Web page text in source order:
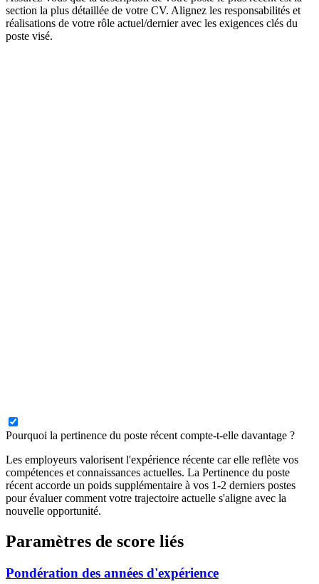
section la plus détaillée de votre CV. Alignez les responsabilités et
réalisations de votre rôle actuel/dernier avec les exigences clés du
poste visé.
Pourquoi la pertinence du poste récent compte-t-elle davantage ?
Les employeurs valorisent l'expérience récente car elle reflète vos
compétences et connaissances actuelles. La Pertinence du poste
récent accorde un poids supplémentaire à vos 1-2 derniers postes
pour évaluer comment votre trajectoire actuelle s'aligne avec la
nouvelle opportunité.
Paramètres de score liés
Pondération des années d'expérience